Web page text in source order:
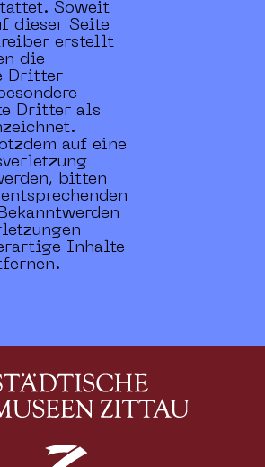
Soweit
dieser Seite
erstellt
die
Dritter
Dritter als
auf eine
bitten
Inhalte